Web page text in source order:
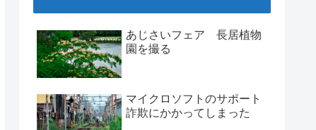
あじさいフェア 長居植物
園を撮る
マイクロソフトのサポート
詐欺にかかってしまった